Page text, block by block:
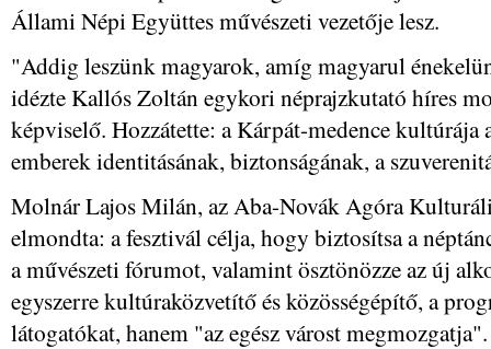
Állami Népi Együttes művészeti vezetője lesz.
"Addig leszünk magyarok, amíg magyarul
idézte Kallós Zoltán egykori néprajzkutató híres
képviselő. Hozzátette: a Kárpát-medence kultúrája
emberek identitásának, biztonságának, a
Molnár Lajos Milán, az Aba-Novák Agóra
elmondta: a fesztivál célja, hogy biztosítsa a
a művészeti fórumot, valamint ösztönözze az új
egyszerre kultúraközvetítő és közösségépítő, a
látogatókat, hanem "az egész várost megmozgatja".